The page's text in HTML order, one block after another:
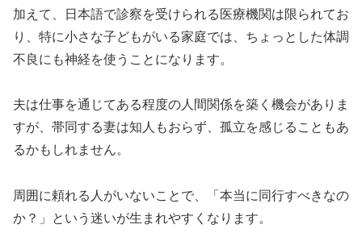
加えて、日本語で診察を受けられる医療機関は限られてお
り、特に小さな子どもがいる家庭では、ちょっとした体調
不良にも神経を使うことになります。
夫は仕事を通じてある程度の人間関係を築く機会がありま
すが、帯同する妻は知人もおらず、孤立を感じることもあ
るかもしれません。
周囲に頼れる人がいないことで、「本当に同行すべきなの
か？」という迷いが生まれやすくなります。